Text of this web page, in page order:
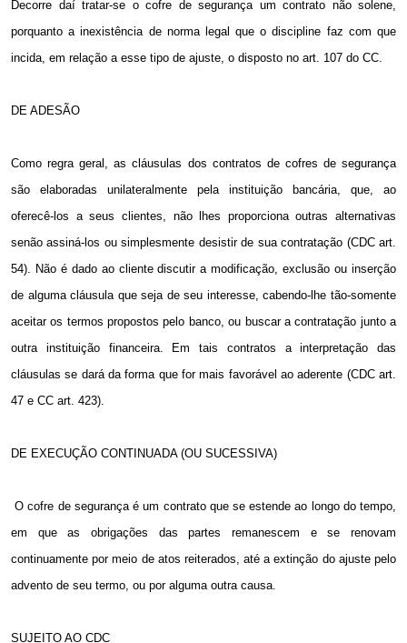
Decorre daí tratar-se o cofre de segurança um contrato não solene,
porquanto a inexistência de norma legal que o discipline faz com que
incida, em relação a esse tipo de ajuste, o disposto no art. 107 do CC.
DE ADESÃO
Como regra geral, as cláusulas dos contratos de cofres de segurança
são elaboradas unilateralmente pela instituição bancária, que, ao
oferecê-los a seus clientes, não lhes proporciona outras alternativas
senão assiná-los ou simplesmente desistir de sua contratação (CDC art.
54). Não é dado ao cliente discutir a modificação, exclusão ou inserção
de alguma cláusula que seja de seu interesse, cabendo-lhe tão-somente
aceitar os termos propostos pelo banco, ou buscar a contratação junto a
outra instituição financeira. Em tais contratos a interpretação das
cláusulas se dará da forma que for mais favorável ao aderente (CDC art.
47 e CC art. 423).
DE EXECUÇÃO CONTINUADA (OU SUCESSIVA)
O cofre de segurança é um contrato que se estende ao longo do tempo,
em que as obrigações das partes remanescem e se renovam
continuamente por meio de atos reiterados, até a extinção do ajuste pelo
advento de seu termo, ou por alguma outra causa.
SUJEITO AO CDC